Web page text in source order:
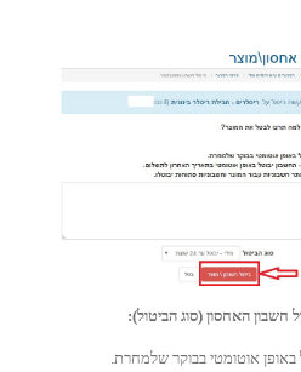
האחסון (סוג הביטול):
באופן אוטומטי בבוקר שלמחרת.